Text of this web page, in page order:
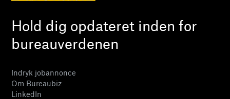
Hold dig opdateret inden for
bureauverdenen
Indryk jobannonce
Om Bureaubiz
LinkedIn